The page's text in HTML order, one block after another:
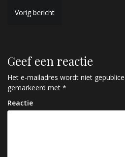
B
i
c
h
t
Vorig bericht
Geef een reactie
Het e-mailadres wordt niet
gemarkeerd met *
Reactie